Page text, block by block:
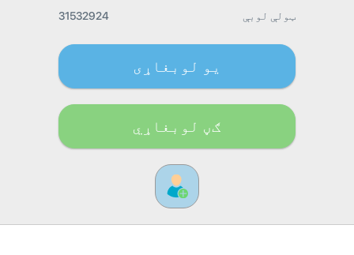
ټولې لوبې 31532924
یو لوبغاړی
ګڼ لوبغاړي